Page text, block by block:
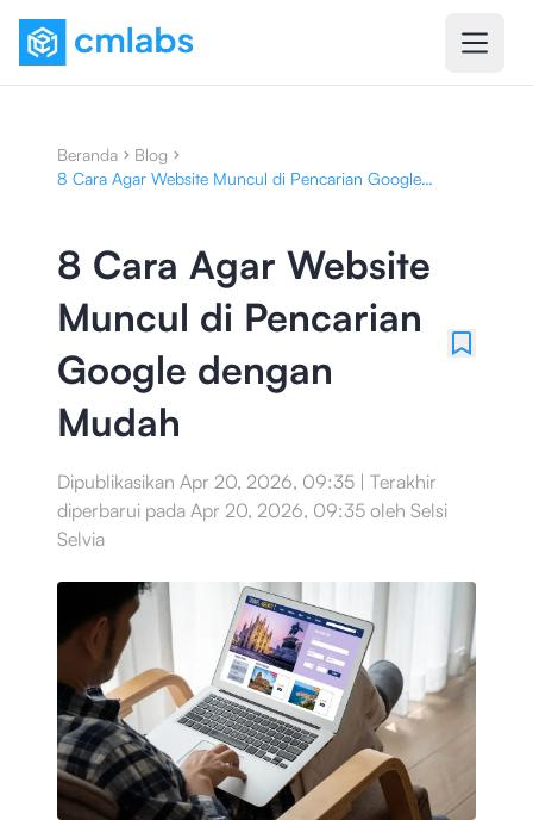
Beranda
Blog
8 Cara Agar Website Muncul di Pencarian Google
8 Cara Agar Website
Muncul di Pencarian
Google dengan
Mudah
Dipublikasikan Apr 20, 2026, 09:35 | Terakhir
diperbarui pada Apr 20, 2026, 09:35 oleh Selsi
Selvia